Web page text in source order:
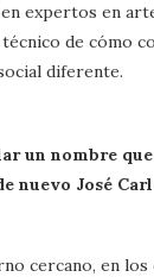
expertos en
de cómo
diferente.
un nombre
nuevo José
cercano, en los